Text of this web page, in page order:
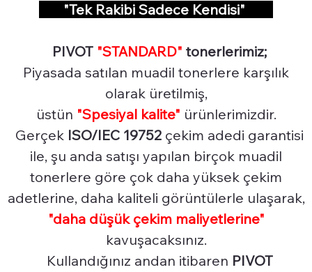
"Tek Rakibi Sadece Kendisi"
PIVOT "STANDARD" tonerlerimiz;
Piyasada satılan muadil tonerlere karşılık
olarak üretilmiş,
üstün "Spesiyal kalite" ürünlerimizdir.
Gerçek ISO/IEC 19752 çekim adedi garantisi
ile, şu anda satışı yapılan birçok muadil
tonerlere göre çok daha yüksek çekim
adetlerine, daha kaliteli görüntülerle ulaşarak,
"daha düşük çekim maliyetlerine"
kavuşacaksınız.
Kullandığınız andan itibaren PIVOT